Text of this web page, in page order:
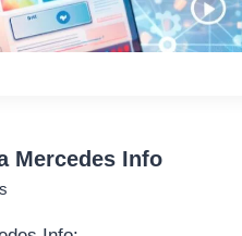
Mercedes Info